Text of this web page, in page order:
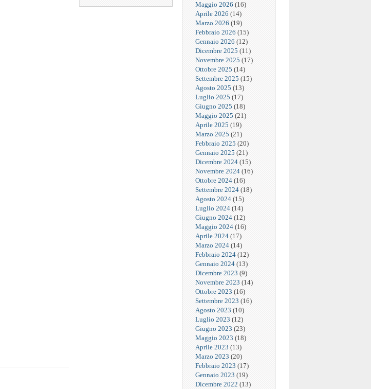
Maggio 2026 (16)
Aprile 2026 (14)
Marzo 2026 (19)
Febbraio 2026 (15)
Gennaio 2026 (12)
Dicembre 2025 (11)
Novembre 2025 (17)
Ottobre 2025 (14)
Settembre 2025 (15)
Agosto 2025 (13)
Luglio 2025 (17)
Giugno 2025 (18)
Maggio 2025 (21)
Aprile 2025 (19)
Marzo 2025 (21)
Febbraio 2025 (20)
Gennaio 2025 (21)
Dicembre 2024 (15)
Novembre 2024 (16)
Ottobre 2024 (16)
Settembre 2024 (18)
Agosto 2024 (15)
Luglio 2024 (14)
Giugno 2024 (12)
Maggio 2024 (16)
Aprile 2024 (17)
Marzo 2024 (14)
Febbraio 2024 (12)
Gennaio 2024 (13)
Dicembre 2023 (9)
Novembre 2023 (14)
Ottobre 2023 (16)
Settembre 2023 (16)
Agosto 2023 (10)
Luglio 2023 (12)
Giugno 2023 (23)
Maggio 2023 (18)
Aprile 2023 (13)
Marzo 2023 (20)
Febbraio 2023 (17)
Gennaio 2023 (19)
Dicembre 2022 (13)